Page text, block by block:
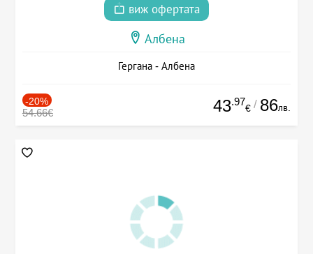
виж офертата
Албена
Гергана - Албена
-20%
54.66€ 43.97
€ / 86лв.